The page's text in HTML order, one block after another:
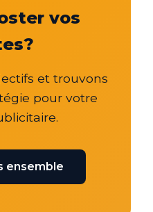
vos
et trouvons
pour votre
ensemble